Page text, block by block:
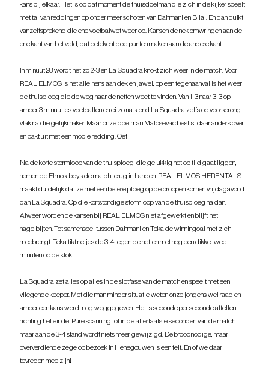
kans bij elkaar. Het is op dat moment de thuisdoelman die zich in de kijker speelt
met tal van reddingen op onder meer schoten van Dahmani en Bilal. En dan duikt
vanzelfsprekend die ene voetbalwet weer op: Kansen de nek omwringen aan de
ene kant van het veld, dat betekent doelpunten maken aan de andere kant.
In minuut 28 wordt het zo 2-3 en La Squadra knokt zich weer in de match. Voor
REAL ELMOS is het alle hens aan dek en jawel, op een tegenaanval is het weer
de thuisploeg die de weg naar de netten weet te vinden. Van 1-3 naar 3-3 op
amper 3 minuutjes voetballen en ei zo na stond La Squadra zelfs op voorsprong
vlak na die gelijkmaker. Maar onze doelman Malosevac beslist daar anders over
en pakt uit met een mooie redding. Oef!
Na de korte stormloop van de thuisploeg, die gelukkig net op tijd gaat liggen,
nemen de Elmos-boys de match terug in handen. REAL ELMOS HERENTALS
maakt duidelijk dat ze met een betere ploeg op de proppen komen vrijdagavond
dan La Squadra. Op die kortstondige stormloop van de thuisploeg na dan.
Alweer worden de kansen bij REAL ELMOS niet afgewerkt en blijft het
nagelbijten. Tot samenspel tussen Dahmani en Teka de winningoal met zich
meebrengt. Teka tikt netjes de 3-4 tegen de netten met nog een dikke twee
minuten op de klok.
La Squadra zet alles op alles in de slotfase van de match en speelt met een
vliegende keeper. Met die man minder situatie weten onze jongens wel raad en
amper een kans wordt nog weggegeven. Het is seconde per seconde aftellen
richting het einde. Pure spanning tot in de allerlaatste seconden van de match
maar aan de 3-4 stand wordt niets meer gewijzigd. De broodnodige, maar
oververdiende zege op bezoek in Henegouwen is een feit. En of we daar
tevreden mee zijn!